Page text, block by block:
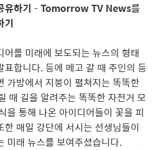
유하기 – Tomorrow TV News를
기
를 미래에 보도되는 뉴스의 형태
합니다. 등에 메고 갈 때 주인의 등
가방에서 지붕이 펼쳐지는 똑똑한
때 길을 알려주는 똑똑한 자전거 모
을 통해 나온 아이디어들이 꽃을 피
매일 강단에 서시는 선생님들이
미래 뉴스를 보여주셨습니다.